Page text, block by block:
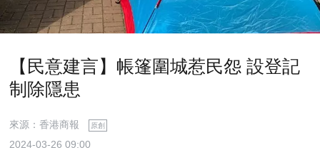
【民意建言】帳篷圍城惹民怨 設登記
制除隱患
來源：香港商報 原創
2024-03-26 09:00